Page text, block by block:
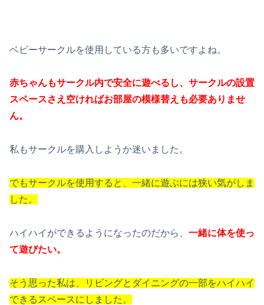
ベビーサークルを使用している方も多いですよね。
赤ちゃんもサークル内で安全に遊べるし、サークルの設置
スペースさえ空ければお部屋の模様替えも必要ありませ
ん。
私もサークルを購入しようか迷いました。
でもサークルを使用すると、一緒に遊ぶには狭い気がしま
した。
ハイハイができるようになったのだから、 一緒に体を使っ
て遊びたい。
そう思った私は、リビングとダイニングの一部をハイハイ
できるスペースにしました。